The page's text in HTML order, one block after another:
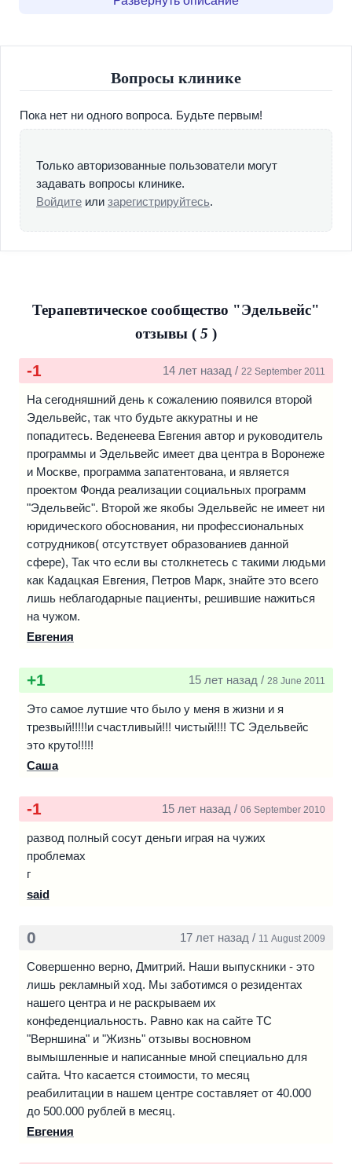
телефону, мы ответим на все интересующие вас
анонимную консультацию, ведь когда вопрос касается
разговором. Во время консультации вы можете получить
существующих способах его лечения. Мы поможем вам
подобрать необходимую модель лечения. В случае
недостаточного желания выздоравливать у самого
зависимого, поможем вам выбрать такую модель
поведения, чтобы замотивировать его на изменения в
Вопросы клинике
Пока нет ни одного вопроса. Будьте первым!
Только авторизованные пользователи могут
задавать вопросы клинике.
Войдите или зарегистрируйтесь.
Терапевтическое сообщество "Эдельвейс"
отзывы ( 5 )
-1 14 лет назад / 22 September 2011
На сегодняшний день к сожалению появился второй
Эдельвейс, так что будьте аккуратны и не
попадитесь. Веденеева Евгения автор и руководитель
программы и Эдельвейс имеет два центра в Воронеже
и Москве, программа запатентована, и является
проектом Фонда реализации социальных программ
"Эдельвейс". Второй же якобы Эдельвейс не имеет ни
юридического обоснования, ни профессиональных
сотрудников( отсутствует образованиев данной
сфере), Так что если вы столкнетесь с такими людьми
как Кадацкая Евгения, Петров Марк, знайте это всего
лишь неблагодарные пациенты, решившие нажиться
на чужом.
Евгения
+1 15 лет назад / 28 June 2011
Это самое лутшие что было у меня в жизни и я
трезвый!!!!!и счастливый!!! чистый!!!! ТС Эдельвейс
это круто!!!!!
Саша
-1 15 лет назад / 06 September 2010
развод полный сосут деньги играя на чужих
проблемах
г
said
0 17 лет назад / 11 August 2009
Совершенно верно, Дмитрий. Наши выпускники - это
лишь рекламный ход. Мы заботимся о резидентах
нашего центра и не раскрываем их
конфеденциальность. Равно как на сайте ТС
"Верншина" и "Жизнь" отзывы восновном
вымышленные и написанные мной специально для
сайта. Что касается стоимости, то месяц
реабилитации в нашем центре составляет от 40.000
до 500.000 рублей в месяц.
Евгения